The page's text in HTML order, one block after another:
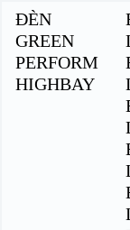
ĐÈN
GREEN
PERFORM
HIGHBAY